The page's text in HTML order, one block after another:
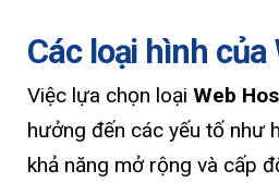
Các loại hình
Việc lựa chọn loại Web
hưởng đến các yếu tố như
khả năng mở rộng và cấp